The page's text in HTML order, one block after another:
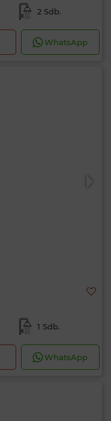
2 Sdb.
WhatsApp
1 Sdb.
WhatsApp